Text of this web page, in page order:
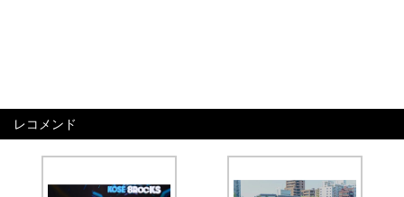
レコメンド